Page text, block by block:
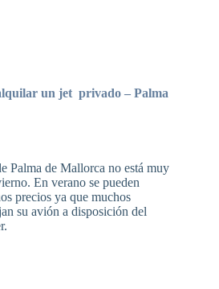
un jet privado – Palma
Palma de Mallorca no está muy
En verano se pueden
precios ya que muchos
su avión a disposición del